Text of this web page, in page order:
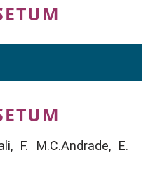
F. M.C.Andrade, E.